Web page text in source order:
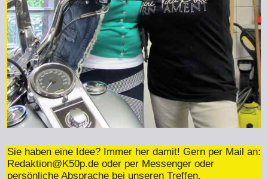
Sie haben eine Idee? Immer her damit! Gern per Mail an:
Redaktion@K50p.de oder per Messenger oder
persönliche Absprache bei unseren Treffen.